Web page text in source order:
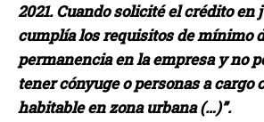
2021. Cuando solicité el crédito en
cumplía los requisitos de mínimo
permanencia en la empresa y no
tener cónyuge o personas a cargo
habitable en zona urbana (…)”.